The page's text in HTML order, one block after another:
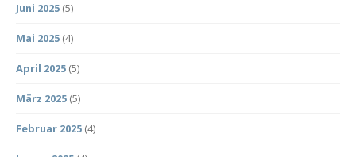
Juni 2025 (5)
Mai 2025 (4)
April 2025 (5)
März 2025 (5)
Februar 2025 (4)